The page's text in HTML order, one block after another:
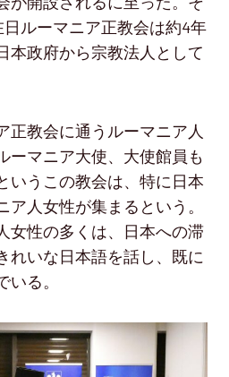
ルーマニア正教会は約4年
本政府から宗教法人として
正教会に通うルーマニア人
ーマニア大使、大使館員も
いうこの教会は、特に日本
ア人女性が集まるという。
女性の多くは、日本への滞
れいな日本語を話し、既に
る。